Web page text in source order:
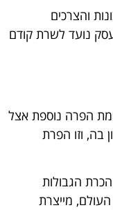
והצרכים
נועד לשרת קודם
הפרה נוספת אצל
בה, וזו הפרת
הגבולות
מייצרת